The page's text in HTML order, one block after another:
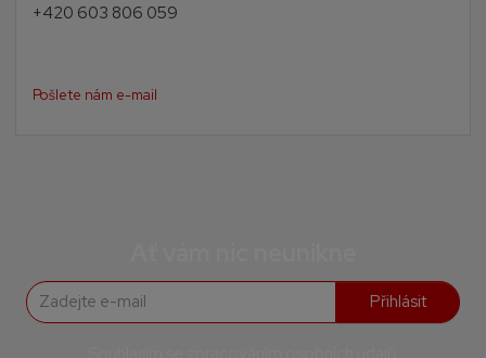
+420 603 806 059
Pošlete nám e-mail
Přihlásit